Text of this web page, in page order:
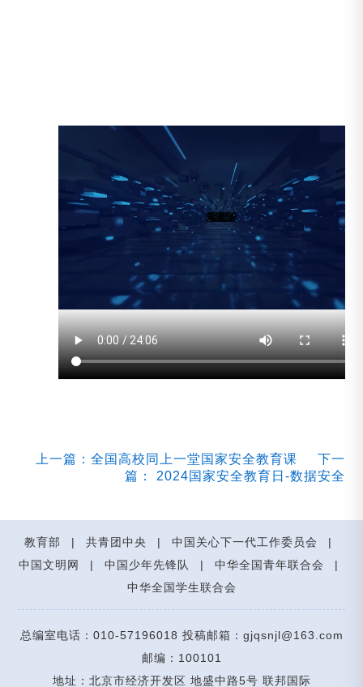
上一篇：全国高校同上一堂国家安全教育课
下一
篇： 2024国家安全教育日-数据安全
教育部 | 共青团中央 | 中国关心下一代工作委员会
|
中国文明网
| 中国少年先锋队 | 中华全国青年联合会
|
中华全国学生联合会
总编室电话：010-57196018 投稿邮箱：gjqsnjl@163.com
邮编：100101
地址：北京市经济开发区 地盛中路5号 联邦国际